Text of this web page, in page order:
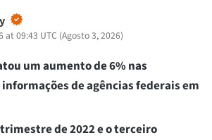
at 09:43 UTC (Agosto 3, 2026)
um aumento de 6% nas
de agências federais em
de 2022 e o terceiro